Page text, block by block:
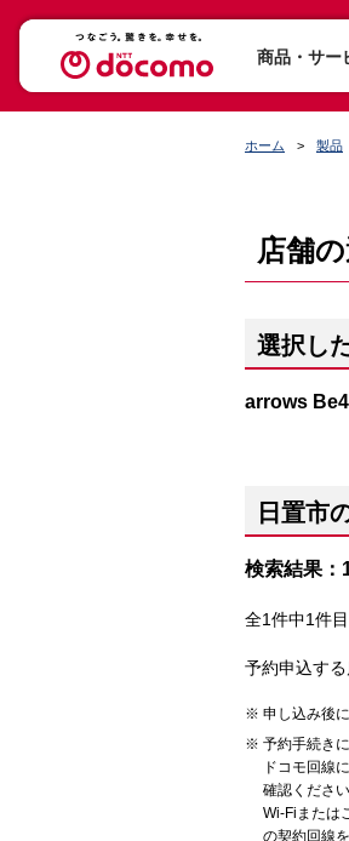
商品・サー
ホーム 製品
店舗
選択し
arrows Be4
日置市
検索結果：
全1件中1件
予約申込す
申し込み後
予約手続き
ドコモ回線
確認ください
Wi-Fiまたは
の契約回線